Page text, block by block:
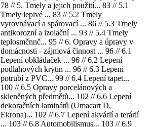
78 // 5. Tmely a jejich použití... 83 // 5.1
Tmely lepivé ... 83 // 5.2 Tmely
vyrovnávací a spárovací ... 86 // 5.3 Tmely
antikorozní a izolační ... 93 // 5.4 Tmely
teplosmčnnč... 95 // 6. Opravy a úpravy v
domácnosti - zájmová činnost ... 96 // 6.1
Lepení obkládaček ... 96 // 6.2 Lepení
podlahových krytin ... 96 // 6.3 Lepení
potrubí z PVC... 99 // 6.4 Lepení tapet...
100 // 6.5 Opravy porcelánových a
skleněných předmětů... 102 // 6.6 Lepení
dekoračních laminátů (Umacart D,
Ekrona)... 102 // 6.7 Lepení akvárií a terárií
... 103 // 6.8 Automobilismus... 103 // 6.9